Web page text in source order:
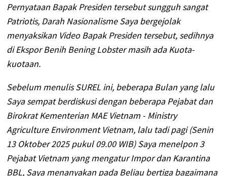
Pernyataan Bapak Presiden tersebut sungguh sangat
Patriotis, Darah Nasionalisme Saya bergejolak
menyaksikan Video Bapak Presiden tersebut, sedihnya
di Ekspor Benih Bening Lobster masih ada Kuota-
kuotaan.
Sebelum menulis SUREL ini, beberapa Bulan yang lalu
Saya sempat berdiskusi dengan beberapa Pejabat dan
Birokrat Kementerian MAE Vietnam - Ministry
Agriculture Environment Vietnam, lalu tadi pagi (Senin
13 Oktober 2025 pukul 09.00 WIB) Saya menelpon 3
Pejabat Vietnam yang mengatur Impor dan Karantina
BBL, Saya menanyakan pada Beliau bertiga bagaimana